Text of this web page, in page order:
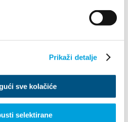
Prikaži detalje
sve kolačiće
selektirane